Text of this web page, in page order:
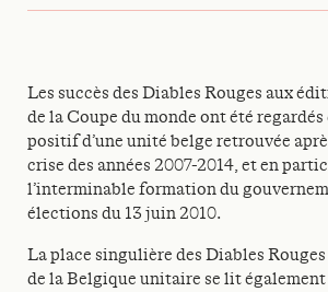
Les succès des Diables Rouges aux
de la Coupe du monde ont été
positif d’une unité belge retrouvée
crise des années 2007-2014, et en
l’interminable formation du
élections du 13 juin 2010.
La place singulière des Diables
de la Belgique unitaire se lit également